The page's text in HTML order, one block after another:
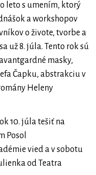
leto s umením, ktorý
a workshopov
o živote, tvorbe a
už 8. júla. Tento rok sú
masky,
Čapku, abstrakciu v
Heleny
10. júla tešiť na
Posol
vied a v sobotu
od Teatra